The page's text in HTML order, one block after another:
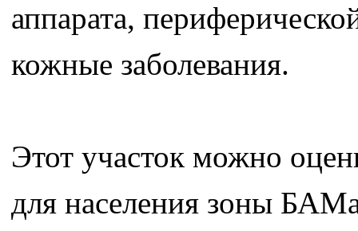
аппарата,
кожные заболевания.
Этот участок можно
для населения зоны